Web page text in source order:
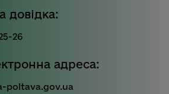
довідка:
26
адреса:
poltava.gov.ua